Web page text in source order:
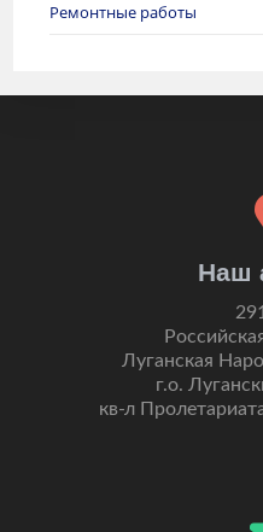
Ремонтные работы
Наш
Луганская
г.о.
кв-л